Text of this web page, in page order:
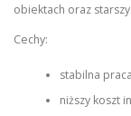
obiektach oraz
Cechy:
stabilna
niższy koszt